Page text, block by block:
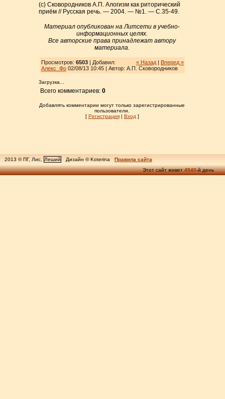
(с) Сковородников А.П. Алогизм как риторический
приём // Русская речь. — 2004. — №1. — С.35-49.
Материал опубликован на Литсети в учебно-
информационных целях.
Все авторские права принадлежат автору
материала.
« Назад | Вперед »
Просмотров: 6503| Добавил:
Алекс_Фо02/08/13 10:45 | Автор: А.П. Сковородников
Загрузка...
Всего комментариев:0
Добавлять комментарии могут только зарегистрированные
пользователи.
[ Регистрация| Вход ]
2013 © ПГ, Лис, Леший Дизайн © Koterina
Правила сайта
Этот сайт живет4940-й день